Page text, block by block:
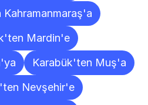
Mardin'e
Karabük'ten Muş'a
Nevşehir'e